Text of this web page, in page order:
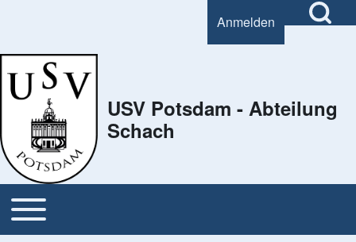
Close Search Block
Search
User account menu
Anmelden
USV Potsdam - Abteilung
Schach
Main navigation
Open or Close horizontal Main Menu